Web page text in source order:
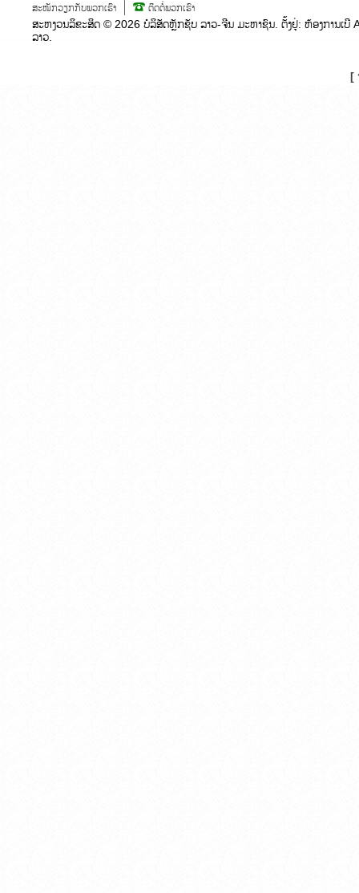
ສະໝັກວຽກກັບພວກເຮົາ ຕິດຕໍ່ພວກເຮົາ
ສະຫງວນລິຂະສິດ © 2026 ບໍລິສັດຫຼັກຊັບ ລາວ-ຈີນ ມະຫາຊົນ. ຕັ້ງຢູ່:​ ຫ້ອງການເບີ
ລາວ.
[